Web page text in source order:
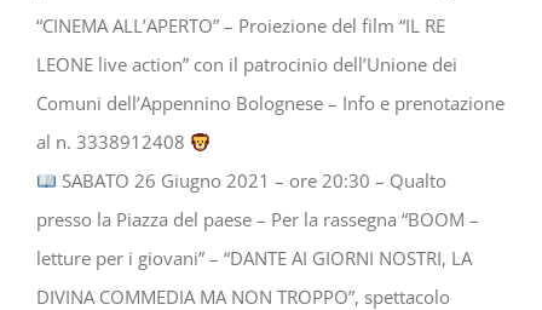
“CINEMA ALL’APERTO” – Proiezione del film “IL RE
LEONE live action” con il patrocinio dell’Unione dei
Comuni dell’Appennino Bolognese – Info e prenotazione
al n. 3338912408
SABATO 26 Giugno 2021 – ore 20:30 – Qualto
presso la Piazza del paese – Per la rassegna “BOOM –
letture per i giovani” – “DANTE AI GIORNI NOSTRI, LA
DIVINA COMMEDIA MA NON TROPPO”, spettacolo